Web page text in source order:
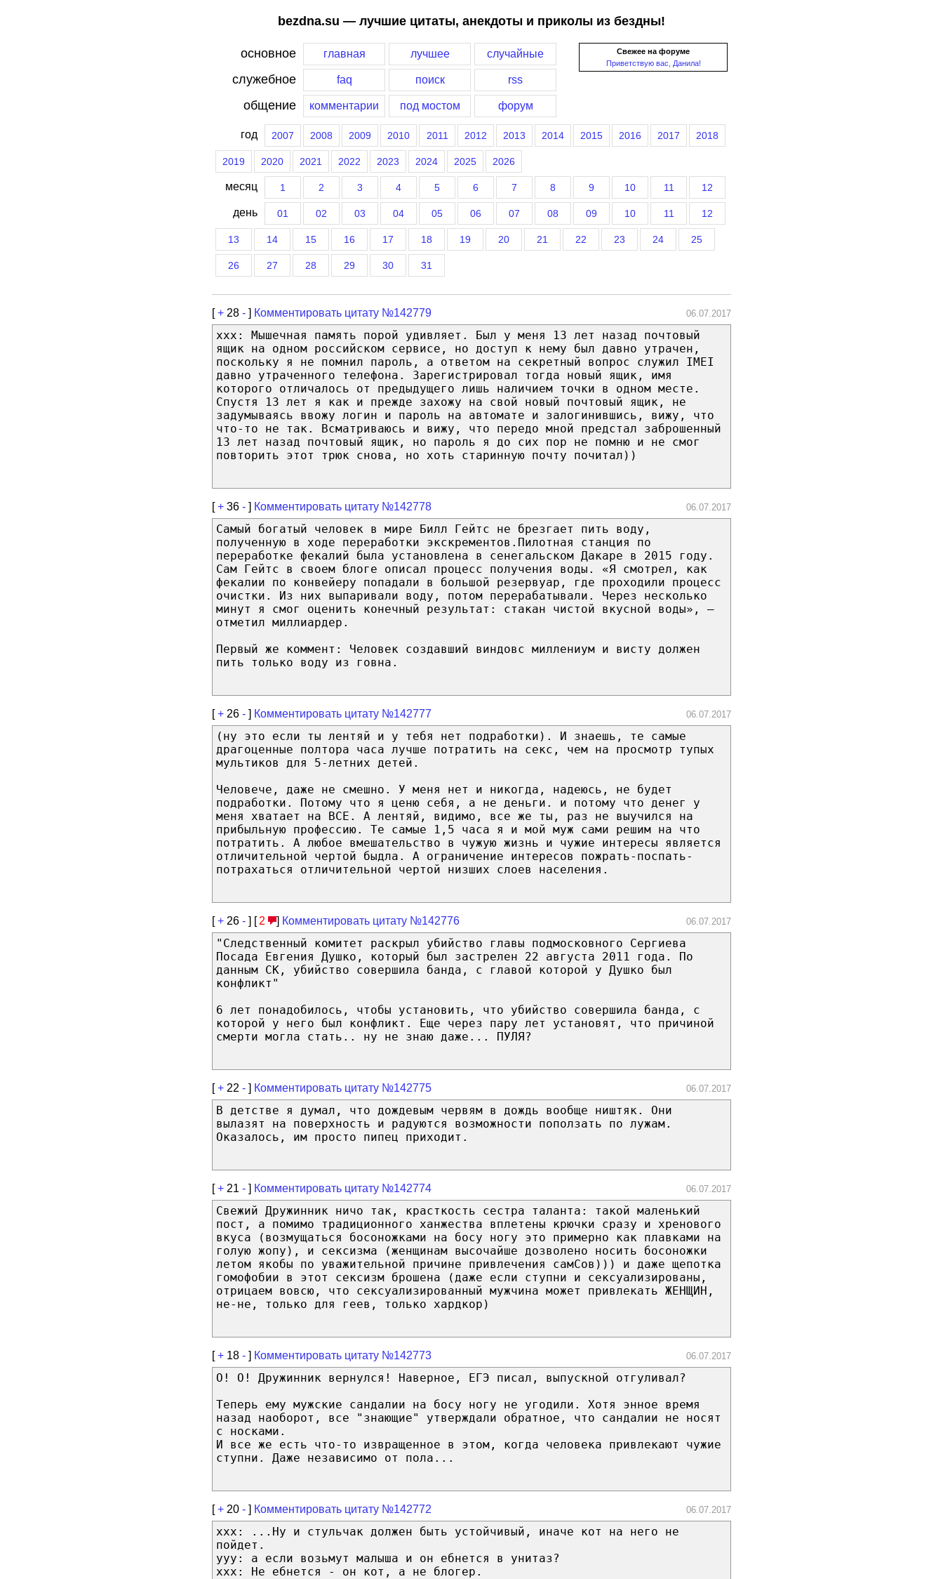
bezdna.su — лучшие цитаты, анекдоты и приколы из бездны!
Свежее на форуме
Приветствую вас, Данила!
основное главная лучшее случайные
служебное faq поиск rss
общение комментарии под мостом форум
год 2007 2008 2009 2010 2011 2012 2013 2014 2015 2016 2017 2018
2019 2020 2021 2022 2023 2024 2025 2026
месяц 1 2 3 4 5 6 7 8 9 10 11 12
день 01 02 03 04 05 06 07 08 09 10 11 12
13 14 15 16 17 18 19 20 21 22 23 24 25
26 27 28 29 30 31
[+ 28 - ] Комментировать цитату №142779 06.07.2017
xxx: Мышечная память порой удивляет. Был у меня 13 лет назад почтовый
ящик на одном российском сервисе, но доступ к нему был давно утрачен,
поскольку я не помнил пароль, а ответом на секретный вопрос служил IMEI
давно утраченного телефона. Зарегистрировал тогда новый ящик, имя
которого отличалось от предыдущего лишь наличием точки в одном месте.
Спустя 13 лет я как и прежде захожу на свой новый почтовый ящик, не
задумываясь ввожу логин и пароль на автомате и залогинившись, вижу, что
что-то не так. Всматриваюсь и вижу, что передо мной предстал заброшенный
13 лет назад почтовый ящик, но пароль я до сих пор не помню и не смог
повторить этот трюк снова, но хоть старинную почту почитал))
[+ 36 - ] Комментировать цитату №142778 06.07.2017
Самый богатый человек в мире Билл Гейтс не брезгает пить воду,
полученную в ходе переработки экскрементов.Пилотная станция по
переработке фекалий была установлена в сенегальском Дакаре в 2015 году.
Сам Гейтс в своем блоге описал процесс получения воды. «Я смотрел, как
фекалии по конвейеру попадали в большой резервуар, где проходили процесс
очистки. Из них выпаривали воду, потом перерабатывали. Через несколько
минут я смог оценить конечный результат: стакан чистой вкусной воды», —
отметил миллиардер.
Первый же коммент: Человек создавший виндовс миллениум и висту должен
пить только воду из говна.
[+ 26 - ] Комментировать цитату №142777 06.07.2017
(ну это если ты лентяй и у тебя нет подработки). И знаешь, те самые
драгоценные полтора часа лучше потратить на секс, чем на просмотр тупых
мультиков для 5-летних детей.
Человече, даже не смешно. У меня нет и никогда, надеюсь, не будет
подработки. Потому что я ценю себя, а не деньги. и потому что денег у
меня хватает на ВСЕ. А лентяй, видимо, все же ты, раз не выучился на
прибыльную профессию. Те самые 1,5 часа я и мой муж сами решим на что
потратить. А любое вмешательство в чужую жизнь и чужие интересы является
отличительной чертой быдла. А ограничение интересов пожрать-поспать-
потрахаться отличительной чертой низших слоев населения.
[+ 26 - ] [ 2 ] Комментировать цитату №142776 06.07.2017
"Следственный комитет раскрыл убийство главы подмосковного Сергиева
Посада Евгения Душко, который был застрелен 22 августа 2011 года. По
данным СК, убийство совершила банда, с главой которой у Душко был
конфликт"
6 лет понадобилось, чтобы установить, что убийство совершила банда, с
которой у него был конфликт. Еще через пару лет установят, что причиной
смерти могла стать.. ну не знаю даже... ПУЛЯ?
[+ 22 - ] Комментировать цитату №142775 06.07.2017
В детстве я думал, что дождевым червям в дождь вообще ништяк. Они
вылазят на поверхность и радуются возможности поползать по лужам.
Оказалось, им просто пипец приходит.
[+ 21 - ] Комментировать цитату №142774 06.07.2017
Свежий Дружинник ничо так, красткость сестра таланта: такой маленький
пост, а помимо традиционного ханжества вплетены крючки сразу и хренового
вкуса (возмущаться босоножками на босу ногу это примерно как плавками на
голую жопу), и сексизма (женщинам высочайше дозволено носить босоножки
летом якобы по уважительной причине привлечения самСов))) и даже щепотка
гомофобии в этот сексизм брошена (даже если ступни и сексуализированы,
отрицаем вовсю, что сексуализированный мужчина может привлекать ЖЕНЩИН,
не-не, только для геев, только хардкор)
[+ 18 - ] Комментировать цитату №142773 06.07.2017
О! О! Дружинник вернулся! Наверное, ЕГЭ писал, выпускной отгуливал?
Теперь ему мужские сандалии на босу ногу не угодили. Хотя энное время
назад наоборот, все "знающие" утверждали обратное, что сандалии не носят
с носками.
И все же есть что-то извращенное в этом, когда человека привлекают чужие
ступни. Даже независимо от пола...
[+ 20 - ] Комментировать цитату №142772 06.07.2017
xxx: ...Ну и стульчак должен быть устойчивый, иначе кот на него не
пойдет.
yyy: а если возьмут малыша и он ебнется в унитаз?
xxx: Не ебнется - он кот, а не блогер.